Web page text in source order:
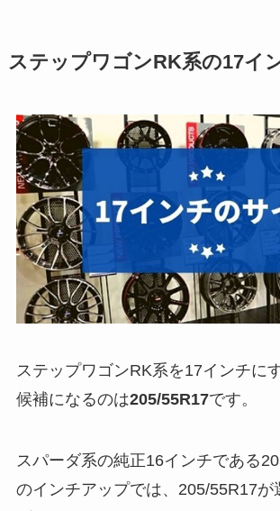
ステップワゴンRK系の17イ
ステップワゴンRK系を17インチに
候補になるのは205/55R17です。
スパーダ系の純正16インチである
のインチアップでは、205/55R17が